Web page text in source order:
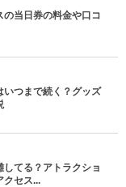
当日券の料金や口コ
いつまで続く？グッズ
てる？アトラクショ
クセス...